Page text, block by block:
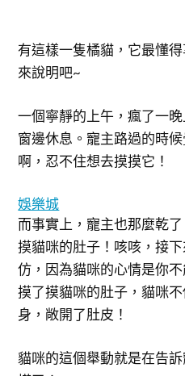
有這樣一隻橘貓，它最懂
來說明吧~
一個寧靜的上午，瘋了一
窗邊休息。寵主路過的時
啊，忍不住想去摸摸它！
娛樂城
而事實上，寵主也那麼乾
摸貓咪的肚子！咳咳，接
仿，因為貓咪的心情是你
摸了摸貓咪的肚子，貓咪
身，敞開了肚皮！
貓咪的這個舉動就是在告